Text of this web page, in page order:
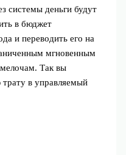
системы деньги будут
в бюджет
и переводить его на
мгновенным
Так вы
в управляемый